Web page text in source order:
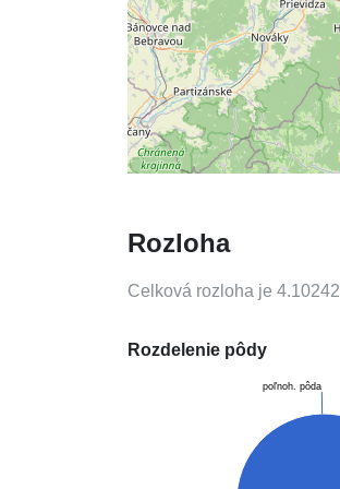
Rozloha
Celková rozloha je 4.10242
Rozdelenie pôdy
poľnoh. pôda